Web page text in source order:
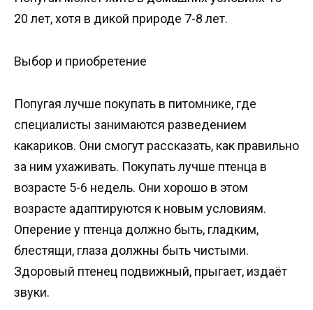
20 лет, хотя в дикой природе 7-8 лет.
Выбор и приобретение
Попугая лучше покупать в питомнике, где
специалисты занимаются разведением
какариков. Они смогут рассказать, как правильно
за ним ухаживать. Покупать лучше птенца в
возрасте 5-6 недель. Они хорошо в этом
возрасте адаптируются к новым условиям.
Оперение у птенца должно быть, гладким,
блестящи, глаза должны быть чистыми.
Здоровый птенец подвижный, прыгает, издаёт
звуки.